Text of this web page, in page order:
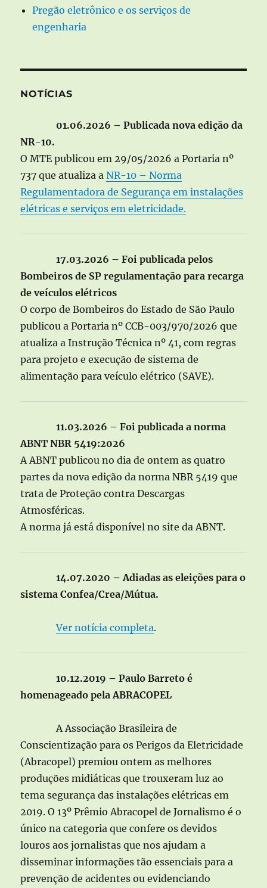
Pregão eletrônico e os serviços de
engenharia
NOTÍCIAS
01.06.2026 – Publicada nova edição da
NR-10.
O MTE publicou em 29/05/2026 a Portaria nº
737 que atualiza aNR-10 – Norma
Regulamentadora de Segurança em instalações
elétricas e serviços em eletricidade.
17.03.2026 – Foi publicada pelos
Bombeiros de SP regulamentação para recarga
de veículos elétricos
O corpo de Bombeiros do Estado de São Paulo
publicou a Portaria nº CCB-003/970/2026 que
atualiza a Instrução Técnica nº 41, com regras
para projeto e execução de sistema de
alimentação para veículo elétrico (SAVE).
11.03.2026 – Foi publicada a norma
ABNT NBR 5419:2026
A ABNT publicou no dia de ontem as quatro
partes da nova edição da norma NBR 5419 que
trata de Proteção contra Descargas
Atmosféricas.
A norma já está disponível no site da ABNT.
14.07.2020 – Adiadas as eleições para o
sistema Confea/Crea/Mútua.
Ver notícia completa.
10.12.2019 – Paulo Barreto é
homenageado pela ABRACOPEL
A Associação Brasileira de
Conscientização para os Perigos da Eletricidade
(Abracopel) premiou ontem as melhores
produções midiáticas que trouxeram luz ao
tema segurança das instalações elétricas em
2019. O 13º Prêmio Abracopel de Jornalismo é o
único na categoria que confere os devidos
louros aos jornalistas que nos ajudam a
disseminar informações tão essenciais para a
prevenção de acidentes ou evidenciando